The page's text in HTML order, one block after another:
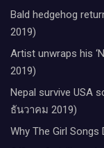
Bald hedgehog
2019)
Artist unwraps his
2019)
Nepal survive USA
ธันวาคม 2019)
Why The Girl